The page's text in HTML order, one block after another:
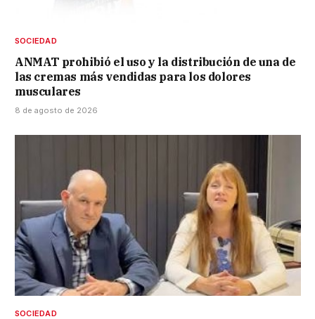
SOCIEDAD
ANMAT prohibió el uso y la distribución de una de
las cremas más vendidas para los dolores
musculares
8 de agosto de 2026
SOCIEDAD